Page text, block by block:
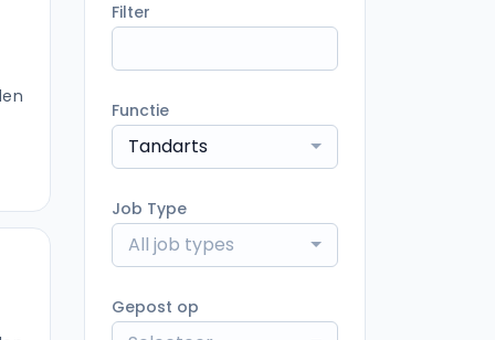
Filter
Functie
Tandarts
Job Type
All job types
Gepost op